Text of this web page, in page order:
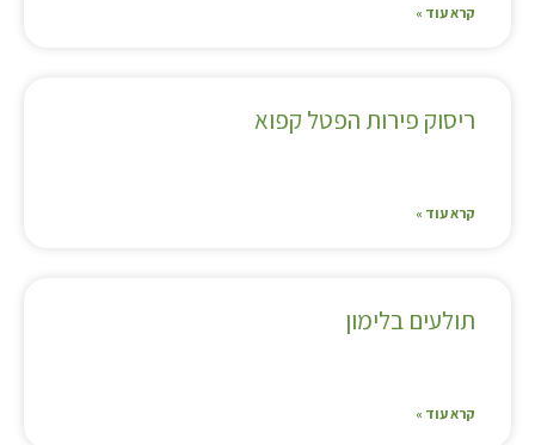
קרא עוד »
ריסוק פירות הפטל קפוא
קרא עוד »
תולעים בלימון
קרא עוד »